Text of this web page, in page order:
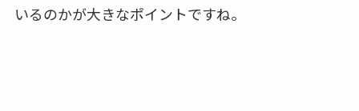
いるのかが大きなポイントですね。